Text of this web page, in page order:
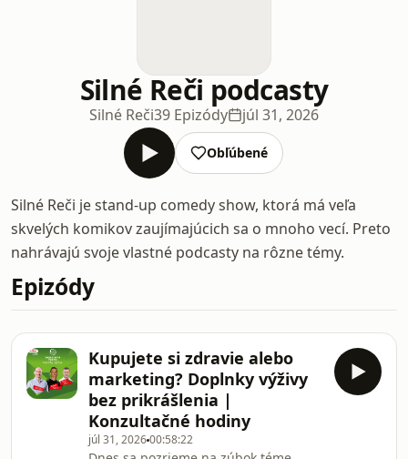
Silné Reči podcasty
Silné Reči39 Epizódy júl 31, 2026
Obľúbené
Silné Reči je stand-up comedy show, ktorá má veľa
skvelých komikov zaujímajúcich sa o mnoho vecí. Preto
nahrávajú svoje vlastné podcasty na rôzne témy.
Epizódy
Kupujete si zdravie alebo
marketing? Doplnky výživy
bez prikrášlenia |
Konzultačné hodiny
júl 31, 202600:58:22